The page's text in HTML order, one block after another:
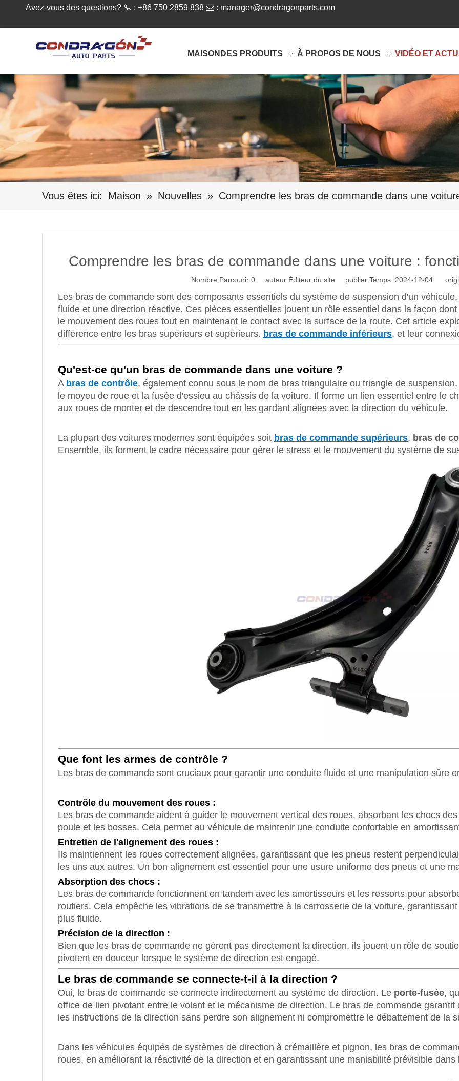
Avez-vous des questions?  : +86 750 2859 838  : manager@condragonparts.com
MAISON DES PRODUITS À PROPOS DE NOUS VIDÉO ET
Vous êtes ici: Maison » Nouvelles » Comprendre les bras de commande dans une
Comprendre les bras de commande dans une voiture :
Nombre Parcourir:0auteur:Éditeur du site publier Temps: 2024-12-04
Les bras de commande sont des composants essentiels du système de suspension d'un
fluide et une direction réactive. Ces pièces essentielles jouent un rôle essentiel dans la façon
le mouvement des roues tout en maintenant le contact avec la surface de la route. Cet article
différence entre les bras supérieurs et supérieurs. bras de commande inférieurs, et leur
Qu'est-ce qu'un bras de commande dans une voiture ?
A bras de contrôle, également connu sous le nom de bras triangulaire ou triangle de
le moyeu de roue et la fusée d'essieu au châssis de la voiture. Il forme un lien essentiel entre le
aux roues de monter et de descendre tout en les gardant alignées avec la direction du véhicule.
La plupart des voitures modernes sont équipées soit bras de commande supérieurs, bras de
Ensemble, ils forment le cadre nécessaire pour gérer le stress et le mouvement du système de
Que font les armes de contrôle ?
Les bras de commande sont cruciaux pour garantir une conduite fluide et une manipulation sûre
Contrôle du mouvement des roues :
Les bras de commande aident à guider le mouvement vertical des roues, absorbant les chocs
poule et les bosses. Cela permet au véhicule de maintenir une conduite confortable en
Entretien de l'alignement des roues :
Ils maintiennent les roues correctement alignées, garantissant que les pneus restent
les uns aux autres. Un bon alignement est essentiel pour une usure uniforme des pneus et une
Absorption des chocs :
Les bras de commande fonctionnent en tandem avec les amortisseurs et les ressorts pour
routiers. Cela empêche les vibrations de se transmettre à la carrosserie de la voiture,
plus fluide.
Précision de la direction :
Bien que les bras de commande ne gèrent pas directement la direction, ils jouent un rôle de
pivotent en douceur lorsque le système de direction est engagé.
Le bras de commande se connecte-t-il à la direction ?
Oui, le bras de commande se connecte indirectement au système de direction. Le porte-fusée,
office de lien pivotant entre le volant et le mécanisme de direction. Le bras de commande
les instructions de la direction sans perdre son alignement ni compromettre le débattement de la
Dans les véhicules équipés de systèmes de direction à crémaillère et pignon, les bras de
roues, en améliorant la réactivité de la direction et en garantissant une maniabilité prévisible dans